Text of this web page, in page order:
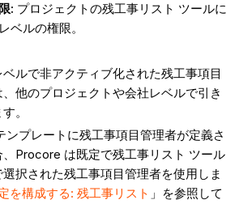
: プロジェクトの残工事リスト ツールに
ベルの権限。
ルで非アクティブ化された残工事項目
他のプロジェクトや会社レベルで引き
。
ンプレートに残工事項目管理者が定義さ
Procore は既定で残工事リスト ツール
択された残工事項目管理者を使用しま
を構成する: 残工事リスト 」を参照して